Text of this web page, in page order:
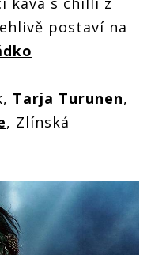
postaví na
Tarja Turunen,
, Zlínská